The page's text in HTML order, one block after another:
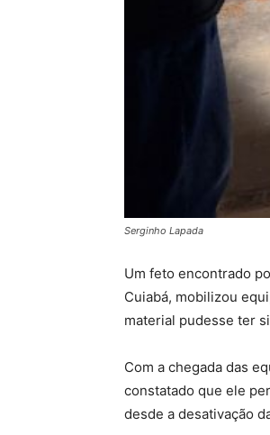
Serginho Lapada
Um feto encontrado
Cuiabá, mobilizou
material pudesse ter
Com a chegada das
constatado que ele
desde a desativação